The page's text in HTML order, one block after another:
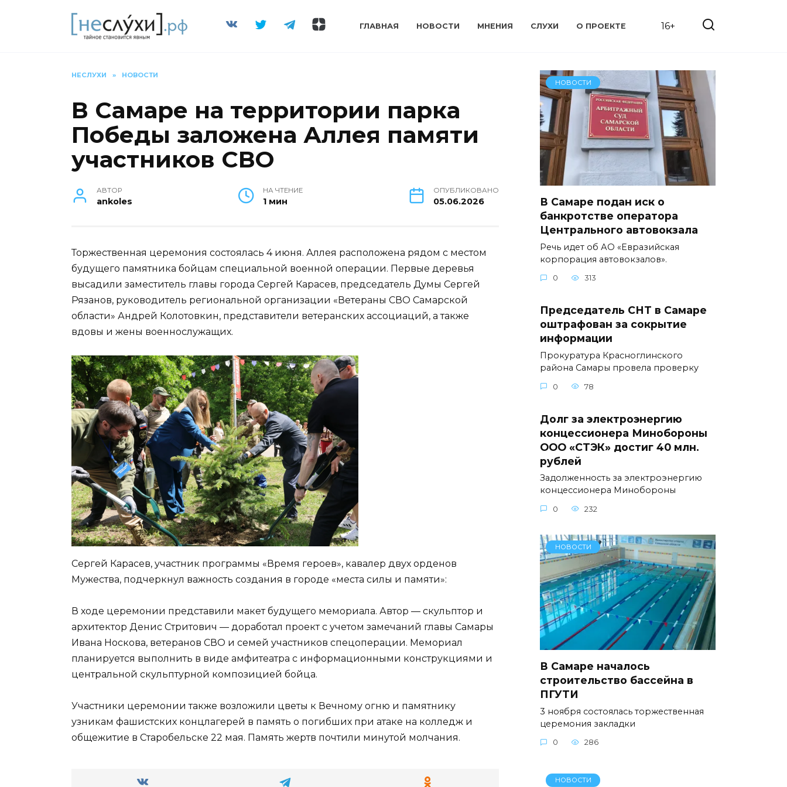
ГЛАВНАЯ НОВОСТИ МНЕНИЯ СЛУХИ О ПРОЕКТЕ 16+
НЕСЛУХИ » НОВОСТИ
В Самаре на территории парка
Победы заложена Аллея памяти
участников СВО
АВТОР
ankoles
НА ЧТЕНИЕ
1 мин
ОПУБЛИКОВАНО
05.06.2026
Торжественная церемония состоялась 4 июня. Аллея расположена рядом с местом
будущего памятника бойцам специальной военной операции. Первые деревья
высадили заместитель главы города Сергей Карасев, председатель Думы Сергей
Рязанов, руководитель региональной организации «Ветераны СВО Самарской
области» Андрей Колотовкин, представители ветеранских ассоциаций, а также
вдовы и жены военнослужащих.
Сергей Карасев, участник программы «Время героев», кавалер двух орденов
Мужества, подчеркнул важность создания в городе «места силы и памяти»:
В ходе церемонии представили макет будущего мемориала. Автор — скульптор и
архитектор Денис Стритович — доработал проект с учетом замечаний главы Самары
Ивана Носкова, ветеранов СВО и семей участников спецоперации. Мемориал
планируется выполнить в виде амфитеатра с информационными конструкциями и
центральной скульптурной композицией бойца.
Участники церемонии также возложили цветы к Вечному огню и памятнику
узникам фашистских концлагерей в память о погибших при атаке на колледж и
общежитие в Старобельске 22 мая. Память жертв почтили минутой молчания.
НОВОСТИ
В Самаре подан иск о
банкротстве оператора
Центрального автовокзала
Речь идет об АО «Евразийская
корпорация автовокзалов».
0 313
Председатель СНТ в Самаре
оштрафован за сокрытие
информации
Прокуратура Красноглинского
района Самары провела проверку
0 78
Долг за электроэнергию
концессионера Минобороны
ООО «СТЭК» достиг 40 млн.
рублей
Задолженность за электроэнергию
концессионера Минобороны
0 232
НОВОСТИ
В Самаре началось
строительство бассейна в
ПГУТИ
3 ноября состоялась торжественная
церемония закладки
0 286
НОВОСТИ